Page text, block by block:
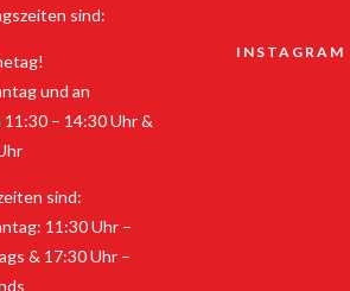
sind:
und an
– 14:30 Uhr &
sind:
11:30 Uhr –
& 17:30 Uhr –
INSTAGRAM